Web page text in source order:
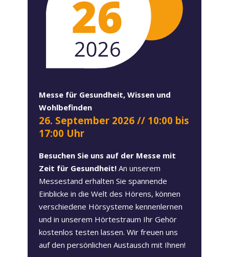
Messe für Gesundheit, Wissen und
Wohlbefinden
26. September 2026 // 10:00 bis
17:00 Uhr
Besuchen Sie uns auf der Messe mit
Zeit für Gesundheit! An unserem
Messestand erhalten Sie spannende
Einblicke in die Welt des Hörens, können
verschiedene Hörsysteme kennenlernen
und in unserem Hörtestraum Ihr Gehör
kostenlos testen lassen. Wir freuen uns
auf den persönlichen Austausch mit Ihnen!